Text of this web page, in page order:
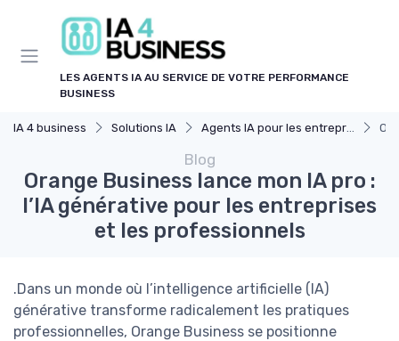
LES AGENTS IA AU SERVICE DE VOTRE PERFORMANCE
BUSINESS
IA 4 business Solutions IA Agents IA pour les entreprises
Blog
Orange Business lance mon IA pro :
l’IA générative pour les entreprises
et les professionnels
.Dans un monde où l’intelligence artificielle (IA)
générative transforme radicalement les pratiques
professionnelles, Orange Business se positionne